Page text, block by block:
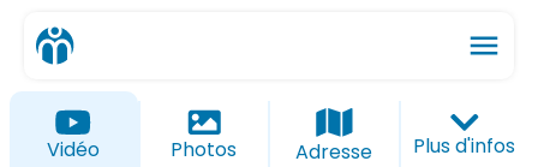
menu
ios_share
Vidéo Photos Adresse Plus d'infos